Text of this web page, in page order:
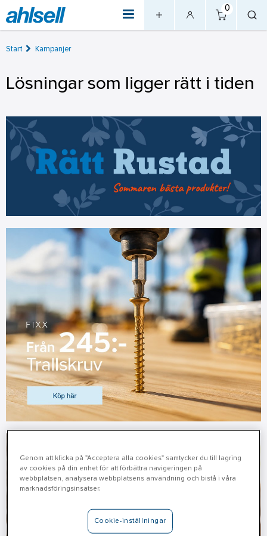
0
Start Kampanjer
Lösningar som ligger rätt i tiden
Genom att klicka på "Acceptera alla cookies" samtycker du till lagring
av cookies på din enhet för att förbättra navigeringen på
webbplatsen, analysera webbplatsens användning och bistå i våra
marknadsföringsinsatser.
Cookie-inställningar